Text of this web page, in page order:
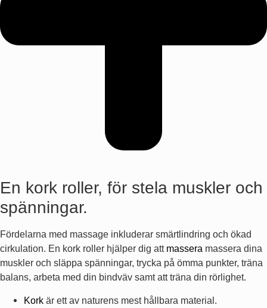
En kork roller, för stela muskler och
spänningar.
Fördelarna med massage inkluderar smärtlindring och ökad
cirkulation. En kork roller hjälper dig att massera massera dina
muskler och släppa spänningar, trycka på ömma punkter, träna
balans, arbeta med din bindväv samt att träna din rörlighet.
Kork är ett av naturens mest hållbara material.